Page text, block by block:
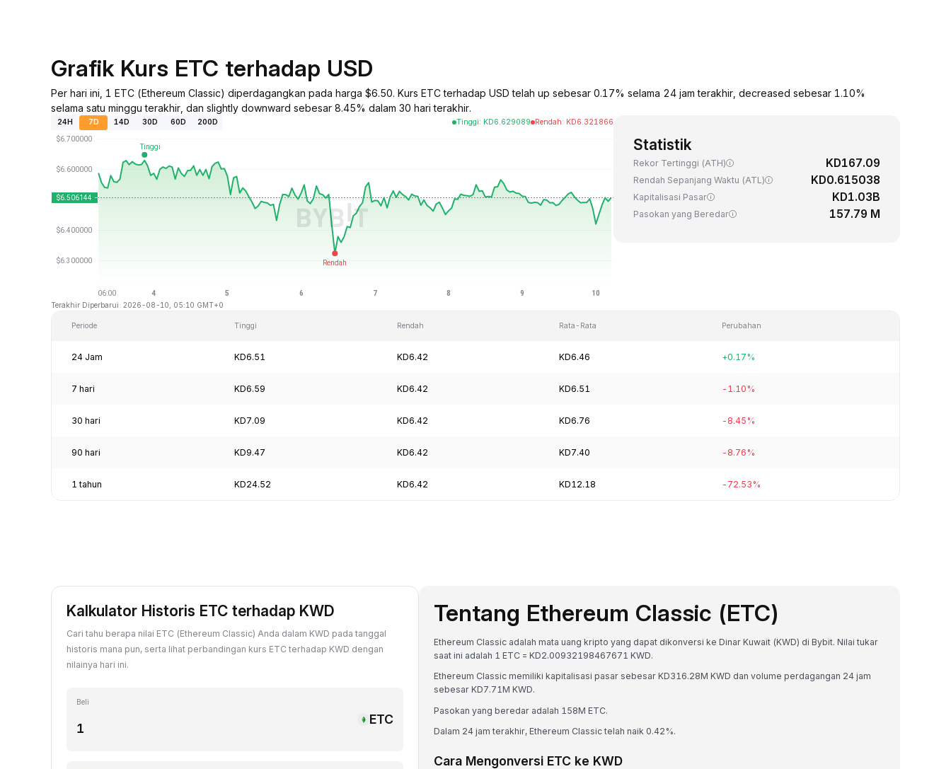
Grafik Kurs ETC terhadap USD
Per hari ini, 1 ETC (Ethereum Classic) diperdagangkan pada harga $6.50. Kurs ETC terhadap USD telah up sebesar 0.17% selama 24 jam terakhir, decreased sebesar 1.10%
selama satu minggu terakhir, dan slightly downward sebesar 8.45% dalam 30 hari terakhir.
24H 7D 14D 30D 60D 200D Tinggi: KD6.629089 Rendah: KD6.321866
Terakhir Diperbarui: 2026-08-10, 05:10 GMT+0
Statistik
Rekor Tertinggi (ATH) KD167.09
Rendah Sepanjang Waktu (ATL) KD0.615038
Kapitalisasi Pasar KD1.03B
Pasokan yang Beredar 157.79 M
Periode Tinggi Rendah Rata-Rata Perubahan
24 Jam KD6.51 KD6.42 KD6.46 +0.17%
7 hari KD6.59 KD6.42 KD6.51 -1.10%
30 hari KD7.09 KD6.42 KD6.76 -8.45%
90 hari KD9.47 KD6.42 KD7.40 -8.76%
1 tahun KD24.52 KD6.42 KD12.18 -72.53%
Kalkulator Historis ETC terhadap KWD
Cari tahu berapa nilai ETC (Ethereum Classic) Anda dalam KWD pada tanggal
historis mana pun, serta lihat perbandingan kurs ETC terhadap KWD dengan
nilainya hari ini.
Beli
ETC
Tentang Ethereum Classic (ETC)
Ethereum Classic adalah mata uang kripto yang dapat dikonversi ke Dinar Kuwait (KWD) di Bybit. Nilai tukar
saat ini adalah 1 ETC = KD2.00932198467671 KWD.
Ethereum Classic memiliki kapitalisasi pasar sebesar KD316.28M KWD dan volume perdagangan 24 jam
sebesar KD7.71M KWD.
Pasokan yang beredar adalah 158M ETC.
Dalam 24 jam terakhir, Ethereum Classic telah naik 0.42%.
Cara Mengonversi ETC ke KWD